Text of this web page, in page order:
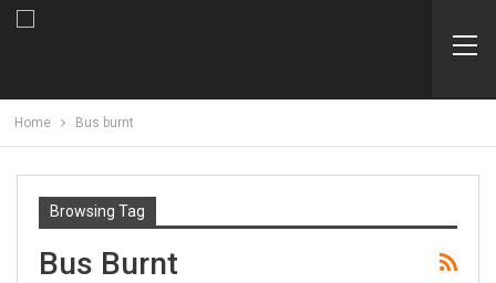
Home Bus burnt
Browsing Tag
Bus Burnt